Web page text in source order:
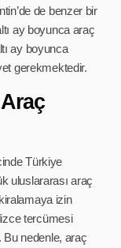
de benzer bir
ay boyunca araç
ay boyunca
gerekmektedir.
Türkiye
uluslararası araç
izin
tercümesi
Bu nedenle, araç